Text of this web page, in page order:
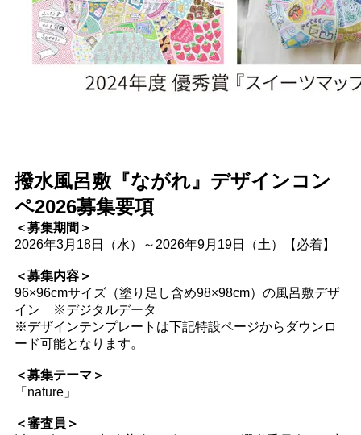
撥水風呂敷『ながれ』デザインコン
ペ2026募集要項
＜募集期間＞
2026年3月18日（水）～2026年9月19日（土）【必着】
＜募集内容＞
96×96cmサイズ（塗り足し含め98×98cm）の風呂敷デザ
イン ※デジタルデータ
※デザインテンプレートは下記特設ページからダウンロ
ード可能となります。
＜募集テーマ＞
「nature」
＜審査員＞